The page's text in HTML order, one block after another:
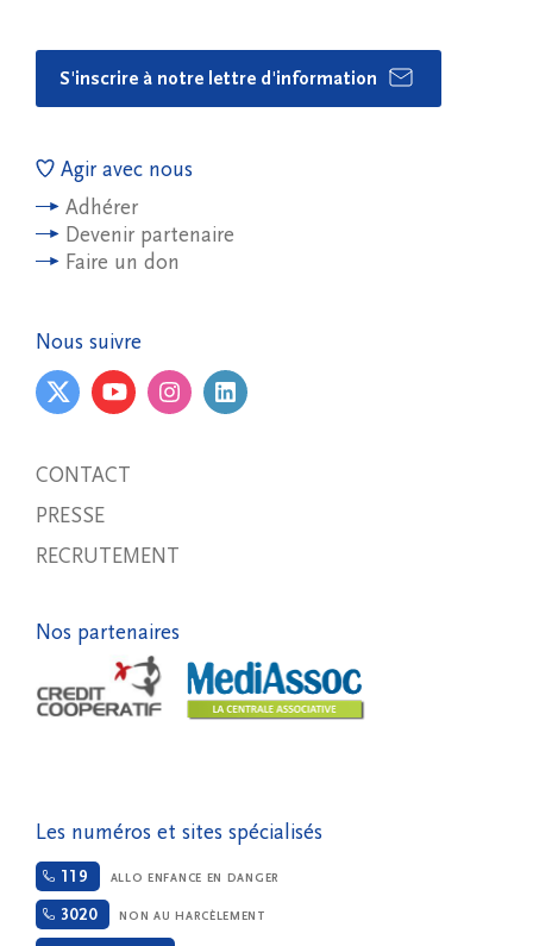
S'inscrire à notre lettre d'information
Agir avec nous
Adhérer
Devenir partenaire
Faire un don
Nous suivre
CONTACT
PRESSE
RECRUTEMENT
Nos partenaires
Les numéros et sites spécialisés
119 ALLO ENFANCE EN DANGER
3020 NON AU HARCÈLEMENT